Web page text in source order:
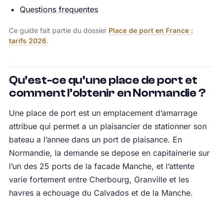
Questions frequentes
Ce guide fait partie du dossier Place de port en France :
tarifs 2026.
Qu’est-ce qu’une place de port et
comment l’obtenir en Normandie ?
Une place de port est un emplacement d’amarrage
attribue qui permet a un plaisancier de stationner son
bateau a l’annee dans un port de plaisance. En
Normandie, la demande se depose en capitainerie sur
l’un des 25 ports de la facade Manche, et l’attente
varie fortement entre Cherbourg, Granville et les
havres a echouage du Calvados et de la Manche.